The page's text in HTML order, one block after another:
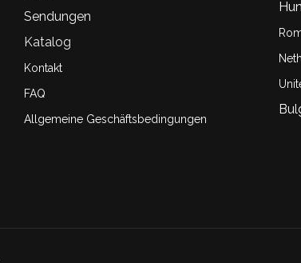
Sendungen
Katalog
Kontakt
FAQ
Allgemeine Geschäftsbedingungen